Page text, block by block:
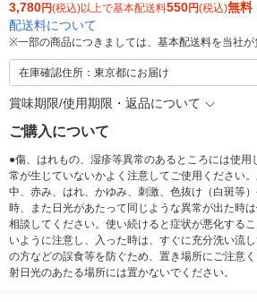
3,780円(税込)以上で基本配送料550円(税込)無料
配送料について
※一部の商品につきましては、基本配送料を当社が
在庫確認住所：東京都にお届け
賞味期限/使用期限・返品について
ご購入について
●傷、はれもの、湿疹等異常のあるところには使
常が生じていないかよく注意してご使用ください
中、赤み、はれ、かゆみ、刺激、色抜け（白斑等
時、また日光があたって同じような異常が出た時
相談してください。使い続けると症状が悪化する
いように注意し、入った時は、すぐに充分洗い流
の方などの誤食等を防ぐため、置き場所にご注意
射日光のあたる場所には置かないでください。